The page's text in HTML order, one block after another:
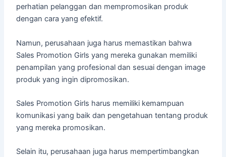
perhatian pelanggan dan mempromosikan produk
dengan cara yang efektif.
Namun, perusahaan juga harus memastikan bahwa
Sales Promotion Girls yang mereka gunakan memiliki
penampilan yang profesional dan sesuai dengan image
produk yang ingin dipromosikan.
Sales Promotion Girls harus memiliki kemampuan
komunikasi yang baik dan pengetahuan tentang produk
yang mereka promosikan.
Selain itu, perusahaan juga harus mempertimbangkan